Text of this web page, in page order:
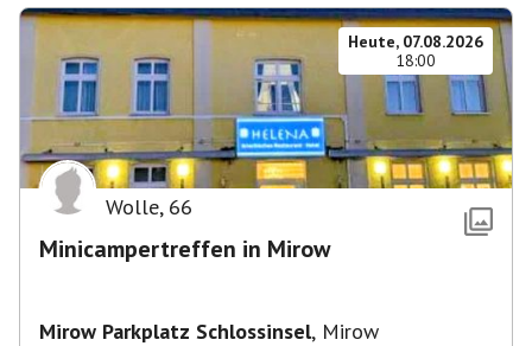
Heute, 07.08.2026
18:00
Wolle, 66
Minicampertreffen in Mirow
Mirow Parkplatz Schlossinsel, Mirow